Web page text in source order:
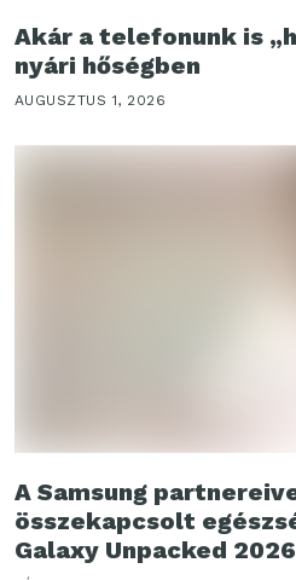
Akár a telefonunk is
nyári hőségben
AUGUSZTUS 1, 2026
A Samsung
összekapcsolt
Galaxy Unpacked